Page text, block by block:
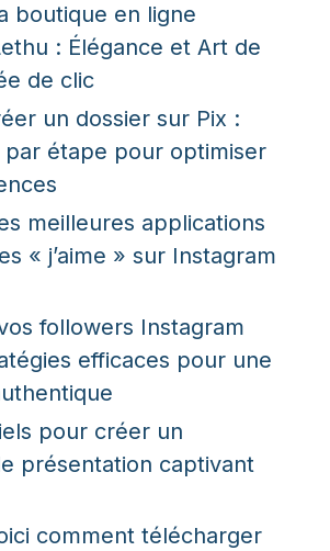
boutique en ligne
: Élégance et Art de
de clic
un dossier sur Pix :
par étape pour optimiser
meilleures applications
« j’aime » sur Instagram
followers Instagram
efficaces pour une
pour créer un
présentation captivant
comment télécharger